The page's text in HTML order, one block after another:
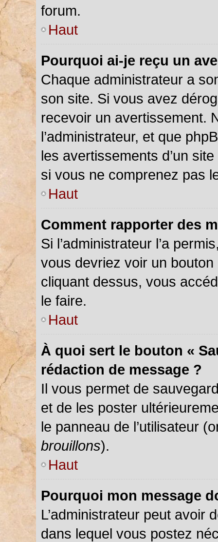
forum.
Haut
Pourquoi ai-je reçu un
Chaque administrateur a
son site. Si vous avez
recevoir un avertissement.
l’administrateur, et que
les avertissements d’un
si vous ne comprenez pas
Haut
Comment rapporter des
Si l’administrateur l’a
vous devriez voir un
cliquant dessus, vous
le faire.
Haut
À quoi sert le bouton «
rédaction de message ?
Il vous permet de
et de les poster
le panneau de l’utilisateur
brouillons).
Haut
Pourquoi mon message
L’administrateur peut avoir
dans lequel vous postez